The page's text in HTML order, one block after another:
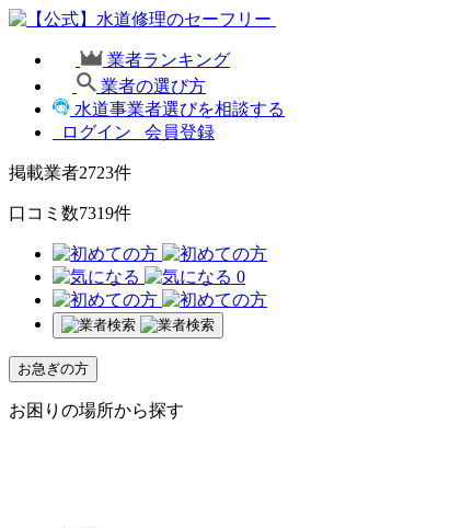
業者ランキング
業者の選び方
水道事業者選びを相談する
ログイン
会員登録
掲載業者2723件
口コミ数7319件
0
お急ぎの方
お困りの場所から探す